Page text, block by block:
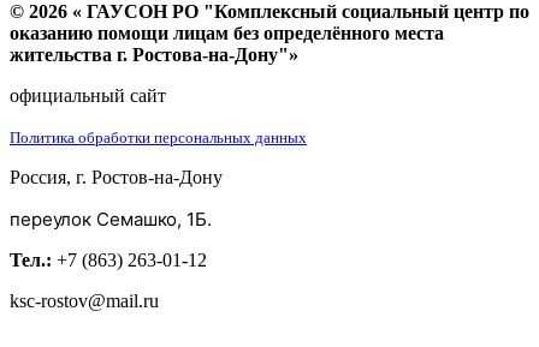
© 2026 « ГАУСОН РО "Комплексный социальный центр по
оказанию помощи лицам без определённого места
жительства г. Ростова-на-Дону"»
официальный сайт
Политика обработки персональных данных
Россия, г. Ростов-на-Дону
переулок Семашко, 1Б.
Тел.: +7 (863) 263-01-12
ksc-rostov@mail.ru